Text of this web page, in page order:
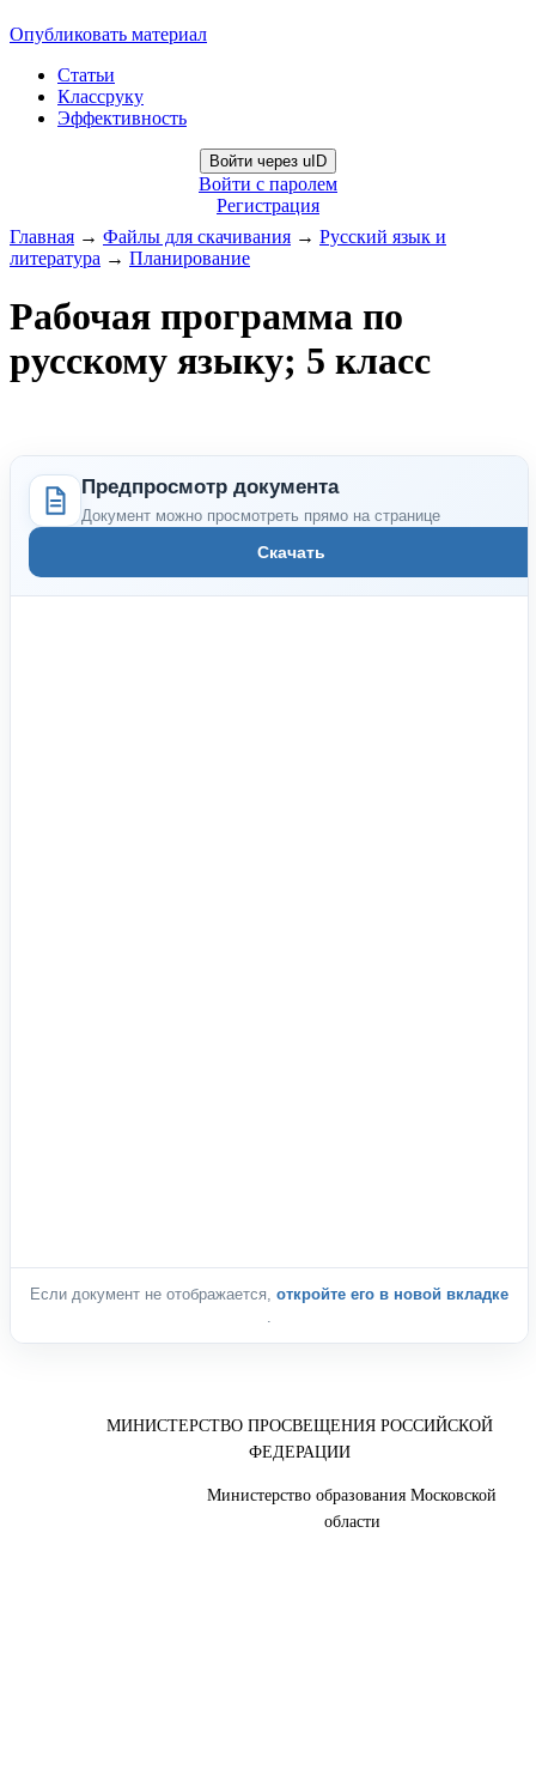
Опубликовать материал
Статьи
Классруку
Эффективность
Войти через uID
Войти с паролем
Регистрация
Главная → Файлы для скачивания → Русский язык и
литература → Планирование
Рабочая программа по
русскому языку; 5 класс
Предпросмотр документа
Документ можно просмотреть прямо на странице
Скачать
Если документ не отображается, откройте его в новой вкладке
МИНИСТЕРСТВО ПРОСВЕЩЕНИЯ РОССИЙСКОЙ
ФЕДЕРАЦИИ
Министерство образования Московской
области